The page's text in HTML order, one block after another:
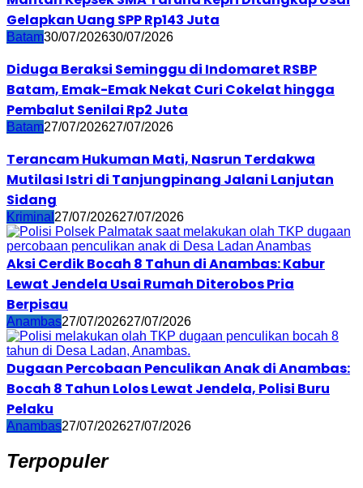
Gelapkan Uang SPP Rp143 Juta
Batam30/07/202630/07/2026
Diduga Beraksi Seminggu di Indomaret RSBP
Batam, Emak-Emak Nekat Curi Cokelat hingga
Pembalut Senilai Rp2 Juta
Batam27/07/202627/07/2026
Terancam Hukuman Mati, Nasrun Terdakwa
Mutilasi Istri di Tanjungpinang Jalani Lanjutan
Sidang
Kriminal 27/07/202627/07/2026
Aksi Cerdik Bocah 8 Tahun di Anambas: Kabur
Lewat Jendela Usai Rumah Diterobos Pria
Berpisau
Anambas27/07/202627/07/2026
Dugaan Percobaan Penculikan Anak di Anambas:
Bocah 8 Tahun Lolos Lewat Jendela, Polisi Buru
Pelaku
Anambas27/07/202627/07/2026
Terpopuler